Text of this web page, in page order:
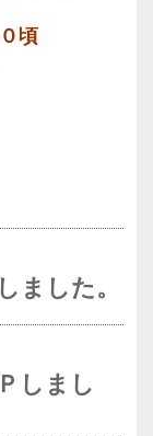
頃
ました。
しまし